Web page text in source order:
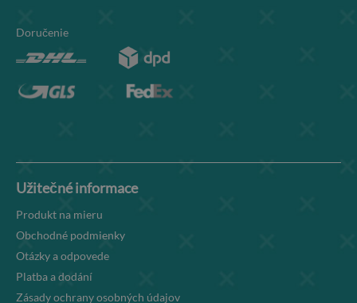
Doručenie
Užitečné informace
Produkt na mieru
Obchodné podmienky
Otázky a odpovede
Platba a dodání
Zásady ochrany osobných údajov